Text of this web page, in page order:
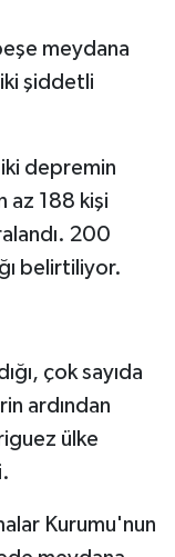
meydana
şiddetli
depremin
az 188 kişi
200
belirtiliyor.
çok sayıda
ardından
ülke
Kurumu'nun